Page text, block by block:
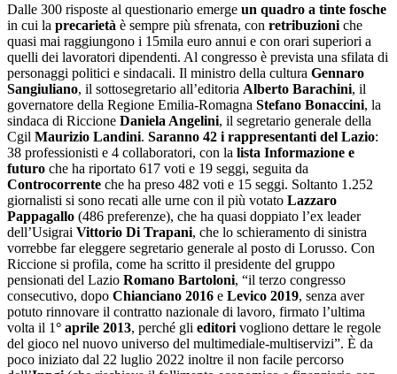
Dalle 300 risposte al questionario emerge un quadro a tinte fosche
in cui la precarietà è sempre più sfrenata, con retribuzioni che
quasi mai raggiungono i 15mila euro annui e con orari superiori a
quelli dei lavoratori dipendenti. Al congresso è prevista una sfilata di
personaggi politici e sindacali. Il ministro della cultura Gennaro
Sangiuliano, il sottosegretario all’editoria Alberto Barachini, il
governatore della Regione Emilia-Romagna Stefano Bonaccini, la
sindaca di Riccione Daniela Angelini, il segretario generale della
Cgil Maurizio Landini. Saranno 42 i rappresentanti del Lazio:
38 professionisti e 4 collaboratori, con la lista Informazione e
futuro che ha riportato 617 voti e 19 seggi, seguita da
Controcorrente che ha preso 482 voti e 15 seggi. Soltanto 1.252
giornalisti si sono recati alle urne con il più votato Lazzaro
Pappagallo (486 preferenze), che ha quasi doppiato l’ex leader
dell’Usigrai Vittorio Di Trapani, che lo schieramento di sinistra
vorrebbe far eleggere segretario generale al posto di Lorusso. Con
Riccione si profila, come ha scritto il presidente del gruppo
pensionati del Lazio Romano Bartoloni, “il terzo congresso
consecutivo, dopo Chianciano 2016 e Levico 2019, senza aver
potuto rinnovare il contratto nazionale di lavoro, firmato l’ultima
volta il 1° aprile 2013, perché gli editori vogliono dettare le regole
del gioco nel nuovo universo del multimediale-multiservizi”. È da
poco iniziato dal 22 luglio 2022 inoltre il non facile percorso